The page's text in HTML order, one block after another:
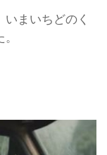
まいちどのく